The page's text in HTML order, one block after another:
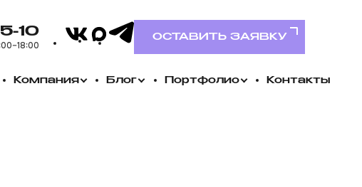
10 VK Telegram
MAX
ОСТАВИТЬ ЗАЯВКУ
Компания Блог Портфолио Контакты